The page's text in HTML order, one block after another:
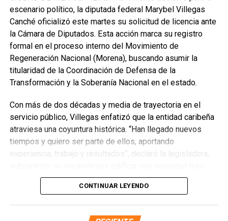
Recibe las noticias al instante
importantes de Quintana Roo directamente
en tu teléfono.
escenario político, la diputada federal Marybel Villegas
Canché oficializó este martes su solicitud de licencia ante
la Cámara de Diputados. Esta acción marca su registro
formal en el proceso interno del Movimiento de
Regeneración Nacional (Morena), buscando asumir la
titularidad de la Coordinación de Defensa de la
Transformación y la Soberanía Nacional en el estado.
Con más de dos décadas y media de trayectoria en el
servicio público, Villegas enfatizó que la entidad caribeña
atraviesa una coyuntura histórica. “Han llegado nuevos
tiempos y quiero ser parte de ellos, aportando
experiencia, trabajo y resultados”, declaró la legisladora,
justa, unida y equitativa.
CONTINUAR LEYENDO